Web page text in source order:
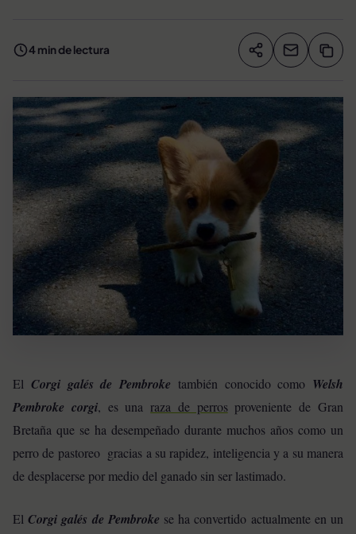
4 min de lectura Compartir
El Corgi galés de Pembroke también conocido como Welsh
Pembroke corgi, es una raza de perrosproveniente de Gran
Bretaña que se ha desempeñado durante muchos años como un
perro de pastoreo gracias a su rapidez, inteligencia y a su manera
de desplacerse por medio del ganado sin ser lastimado.
ElCorgi galés de Pembroke se ha convertido actualmente en un